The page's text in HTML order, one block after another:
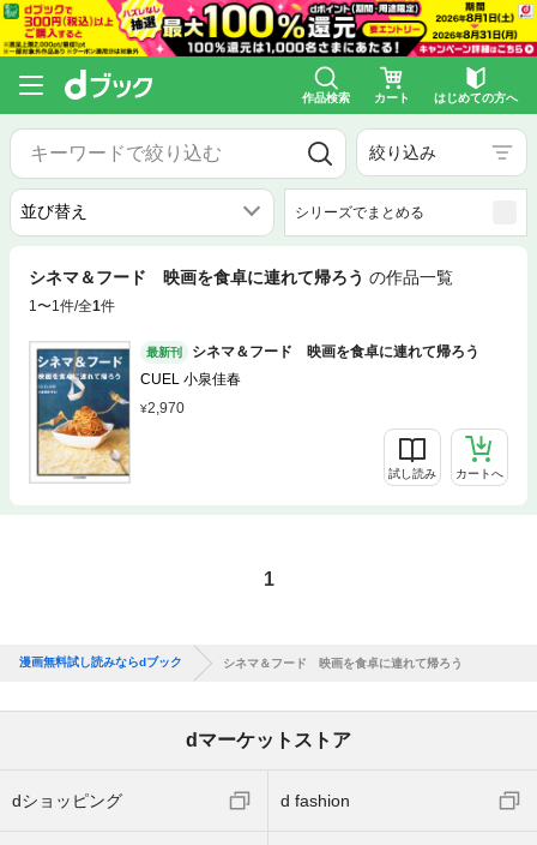
作品検索 カート はじめての方へ
絞り込み
シリーズでまとめる
シネマ＆フード 映画を食卓に連れて帰ろう の作品一覧
1〜1件/全1件
最新刊
シネマ＆フード 映画を食卓に連れて帰ろう
CUEL 小泉佳春
2,970
試し読み カートへ
1
漫画無料試し読みならdブック シネマ＆フード 映画を食卓に連れて帰ろう
dマーケットストア
dショッピング d fashion